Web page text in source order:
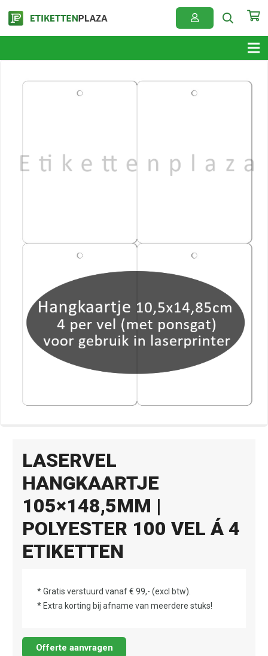
LASERVEL
HANGKAARTJE
105×148,5MM |
POLYESTER 100 VEL Á 4
ETIKETTEN
* Gratis verstuurd vanaf € 99,- (excl btw).
* Extra korting bij afname van meerdere stuks!
Offerte aanvragen